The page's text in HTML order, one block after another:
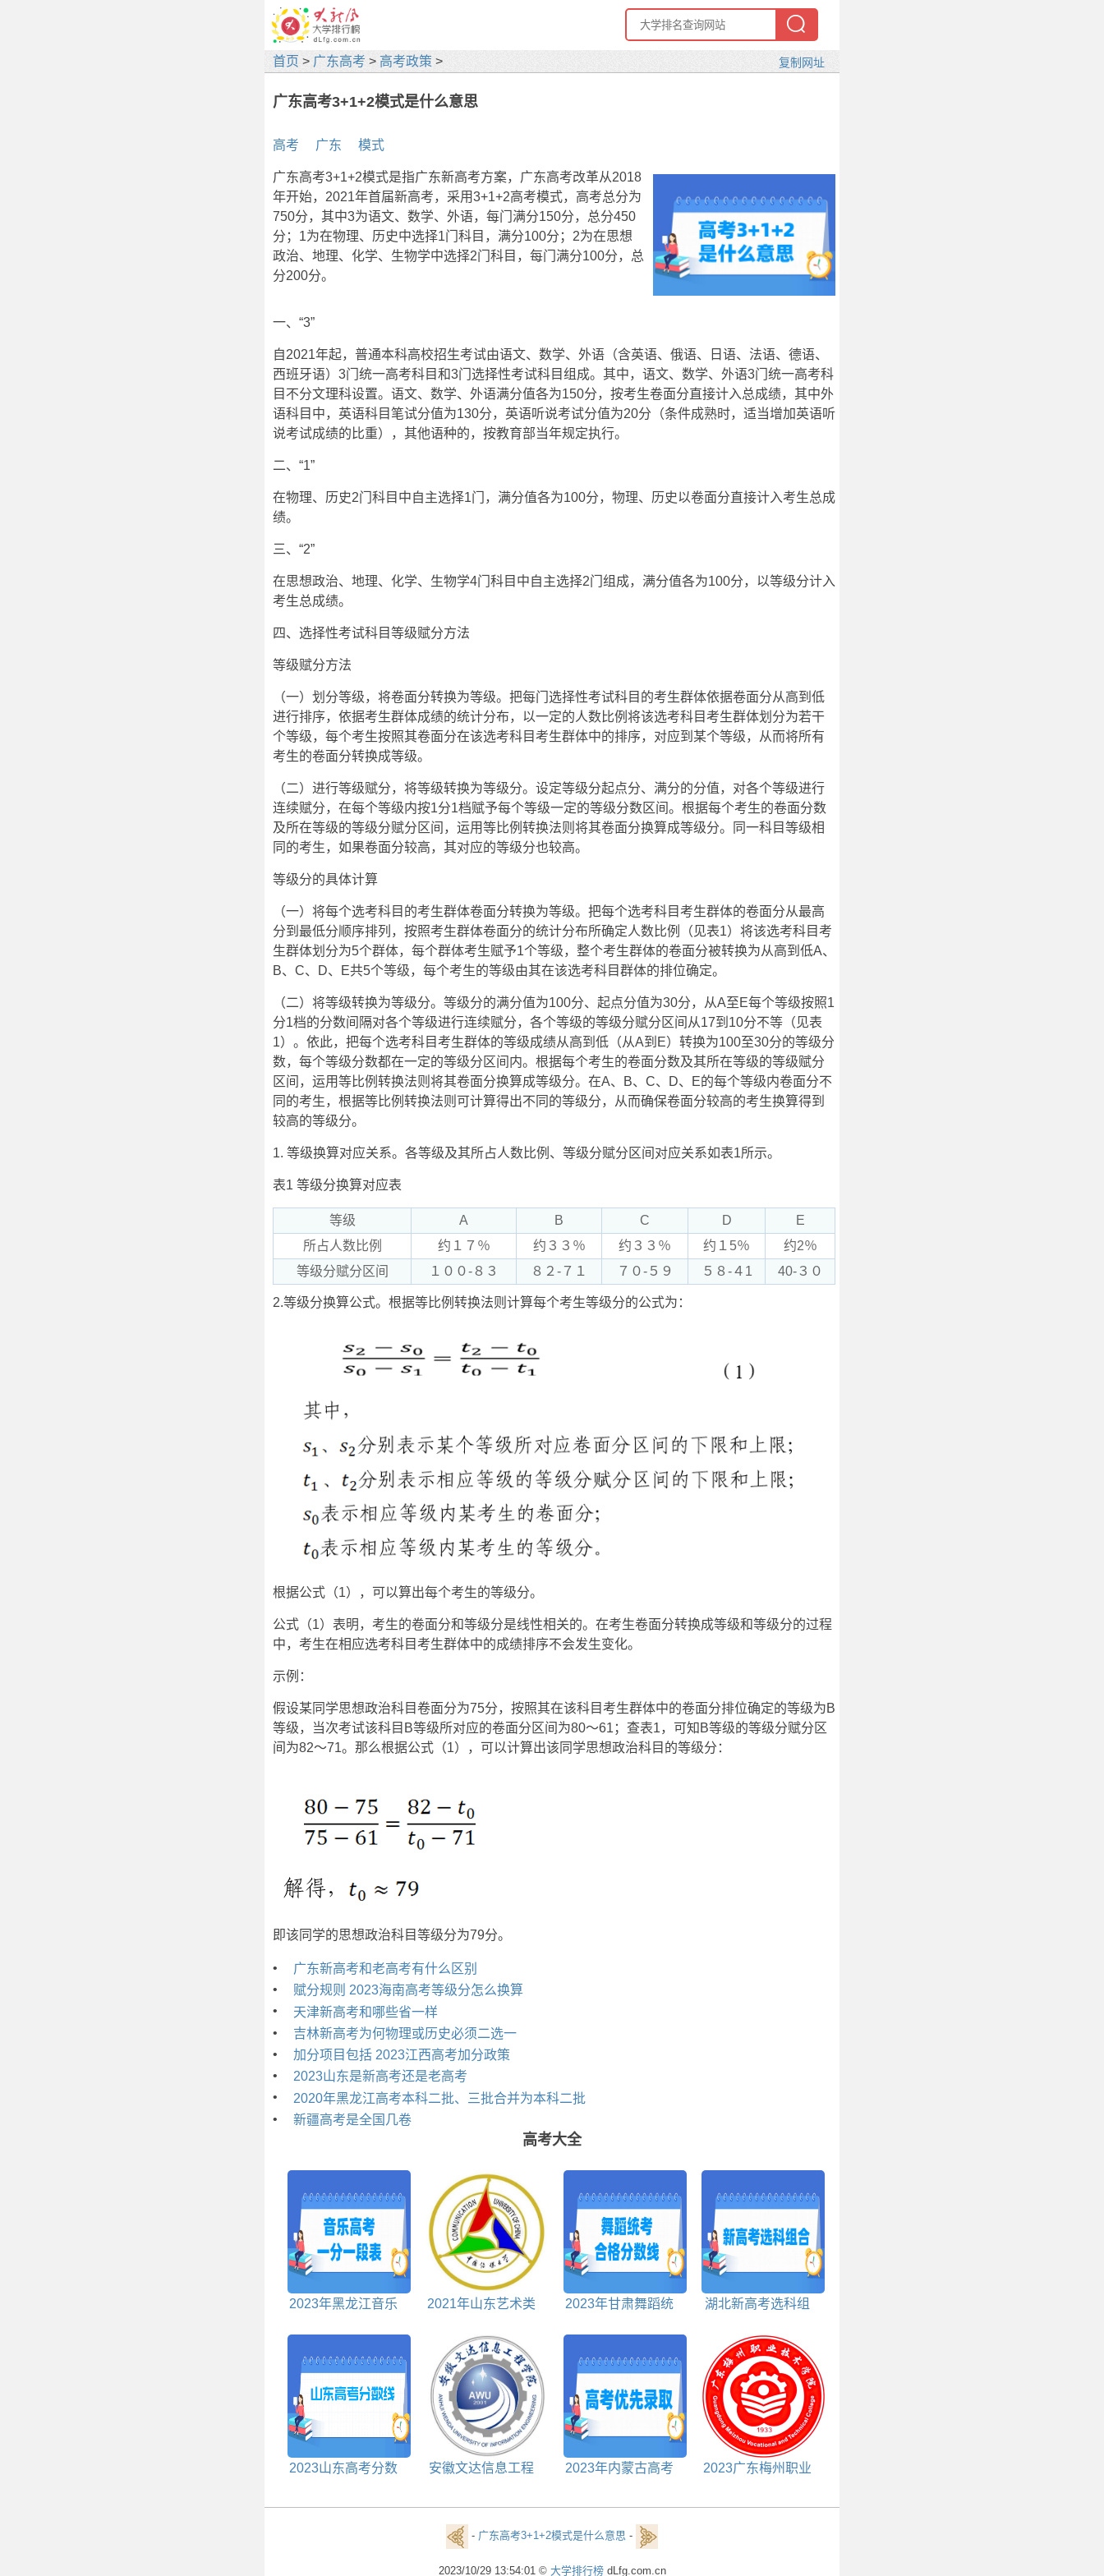
首页 > 广东高考 > 高考政策 >
广东高考3+1+2模式是什么意思
高考 广东 模式
广东高考3+1+2模式是指广东新高考方案，广东高考改革从2018
年开始，2021年首届新高考，采用3+1+2高考模式，高考总分为
750分，其中3为语文、数学、外语，每门满分150分，总分450
分；1为在物理、历史中选择1门科目，满分100分；2为在思想
政治、地理、化学、生物学中选择2门科目，每门满分100分，总
分200分。
一、“3”
自2021年起，普通本科高校招生考试由语文、数学、外语（含英语、俄语、日语、法语、德语、
西班牙语）3门统一高考科目和3门选择性考试科目组成。其中，语文、数学、外语3门统一高考科
目不分文理科设置。语文、数学、外语满分值各为150分，按考生卷面分直接计入总成绩，其中外
语科目中，英语科目笔试分值为130分，英语听说考试分值为20分（条件成熟时，适当增加英语听
说考试成绩的比重），其他语种的，按教育部当年规定执行。
二、“1”
在物理、历史2门科目中自主选择1门，满分值各为100分，物理、历史以卷面分直接计入考生总成
绩。
三、“2”
在思想政治、地理、化学、生物学4门科目中自主选择2门组成，满分值各为100分，以等级分计入
考生总成绩。
四、选择性考试科目等级赋分方法
等级赋分方法
（一）划分等级，将卷面分转换为等级。把每门选择性考试科目的考生群体依据卷面分从高到低
进行排序，依据考生群体成绩的统计分布，以一定的人数比例将该选考科目考生群体划分为若干
个等级，每个考生按照其卷面分在该选考科目考生群体中的排序，对应到某个等级，从而将所有
考生的卷面分转换成等级。
（二）进行等级赋分，将等级转换为等级分。设定等级分起点分、满分的分值，对各个等级进行
连续赋分，在每个等级内按1分1档赋予每个等级一定的等级分数区间。根据每个考生的卷面分数
及所在等级的等级分赋分区间，运用等比例转换法则将其卷面分换算成等级分。同一科目等级相
同的考生，如果卷面分较高，其对应的等级分也较高。
等级分的具体计算
（一）将每个选考科目的考生群体卷面分转换为等级。把每个选考科目考生群体的卷面分从最高
分到最低分顺序排列，按照考生群体卷面分的统计分布所确定人数比例（见表1）将该选考科目考
生群体划分为5个群体，每个群体考生赋予1个等级，整个考生群体的卷面分被转换为从高到低A、
B、C、D、E共5个等级，每个考生的等级由其在该选考科目群体的排位确定。
（二）将等级转换为等级分。等级分的满分值为100分、起点分值为30分，从A至E每个等级按照1
分1档的分数间隔对各个等级进行连续赋分，各个等级的等级分赋分区间从17到10分不等（见表
1）。依此，把每个选考科目考生群体的等级成绩从高到低（从A到E）转换为100至30分的等级分
数，每个等级分数都在一定的等级分区间内。根据每个考生的卷面分数及其所在等级的等级赋分
区间，运用等比例转换法则将其卷面分换算成等级分。在A、B、C、D、E的每个等级内卷面分不
同的考生，根据等比例转换法则可计算得出不同的等级分，从而确保卷面分较高的考生换算得到
较高的等级分。
1. 等级换算对应关系。各等级及其所占人数比例、等级分赋分区间对应关系如表1所示。
表1 等级分换算对应表
等级 A B C D
E
所占人数比例
约１７％ 约３３％ 约３３％ 约１5％
约2％
等级分赋分区间
１００-８３ ８２-７１ ７０-５９ ５８-４1 40-３０
2.等级分换算公式。根据等比例转换法则计算每个考生等级分的公式为：
根据公式（1），可以算出每个考生的等级分。
公式（1）表明，考生的卷面分和等级分是线性相关的。在考生卷面分转换成等级和等级分的过程
中，考生在相应选考科目考生群体中的成绩排序不会发生变化。
示例：
假设某同学思想政治科目卷面分为75分，按照其在该科目考生群体中的卷面分排位确定的等级为B
等级，当次考试该科目B等级所对应的卷面分区间为80～61；查表1，可知B等级的等级分赋分区
间为82～71。那么根据公式（1），可以计算出该同学思想政治科目的等级分：
即该同学的思想政治科目等级分为79分。
•
广东新高考和老高考有什么区别
•
赋分规则 2023海南高考等级分怎么换算
•
天津新高考和哪些省一样
•
吉林新高考为何物理或历史必须二选一
•
加分项目包括 2023江西高考加分政策
•
2023山东是新高考还是老高考
•
2020年黑龙江高考本科二批、三批合并为本科二批
•
新疆高考是全国几卷
高考大全
2023年黑龙江音乐
2021年山东艺术类
2023年甘肃舞蹈统
湖北新高考选科组
2023山东高考分数
安徽文达信息工程
2023年内蒙古高考
2023广东梅州职业
生计划
- 广东高考3+1+2模式是什么意思 -
2023/10/29 13:54:01 © 大学排行榜dLfg.com.cn